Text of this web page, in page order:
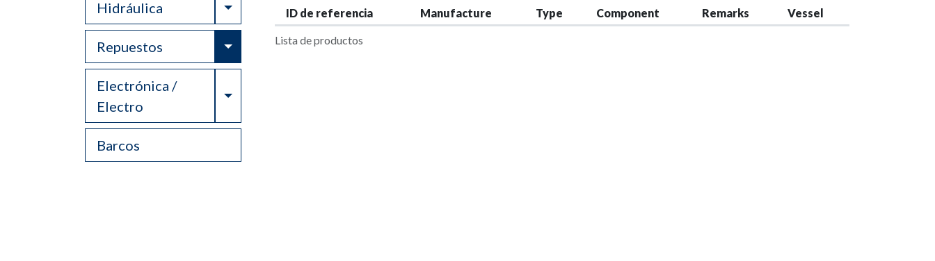
Hidráulica Toggle Dropdown
Repuestos Toggle Dropdown
Electrónica /
Electro
Toggle Dropdown
Barcos
Lista de productos
ID de referencia Manufacture Type Component Remarks Vessel